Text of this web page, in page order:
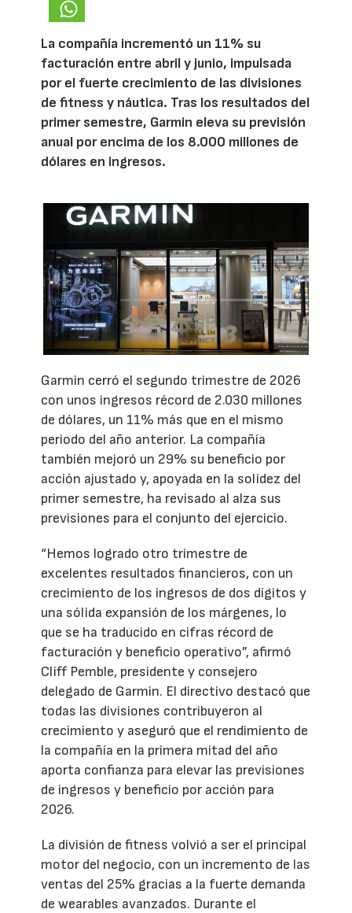
La compañía incrementó un 11% su
facturación entre abril y junio, impulsada
por el fuerte crecimiento de las divisiones
de fitness y náutica. Tras los resultados del
primer semestre, Garmin eleva su previsión
anual por encima de los 8.000 millones de
dólares en ingresos.
Garmin cerró el segundo trimestre de 2026
con unos ingresos récord de 2.030 millones
de dólares, un 11% más que en el mismo
periodo del año anterior. La compañía
también mejoró un 29% su beneficio por
acción ajustado y, apoyada en la solidez del
primer semestre, ha revisado al alza sus
previsiones para el conjunto del ejercicio.
“Hemos logrado otro trimestre de
excelentes resultados financieros, con un
crecimiento de los ingresos de dos dígitos y
una sólida expansión de los márgenes, lo
que se ha traducido en cifras récord de
facturación y beneficio operativo”, afirmó
Cliff Pemble, presidente y consejero
delegado de Garmin. El directivo destacó que
todas las divisiones contribuyeron al
crecimiento y aseguró que el rendimiento de
la compañía en la primera mitad del año
aporta confianza para elevar las previsiones
de ingresos y beneficio por acción para
2026.
La división de fitness volvió a ser el principal
motor del negocio, con un incremento de las
ventas del 25% gracias a la fuerte demanda
de wearables avanzados. Durante el